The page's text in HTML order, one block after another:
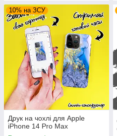
10% на ЗСУ
Друк на чохлі для Apple
iPhone 14 Pro Max